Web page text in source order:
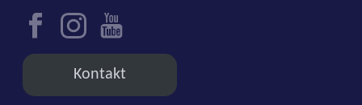
Kontakt